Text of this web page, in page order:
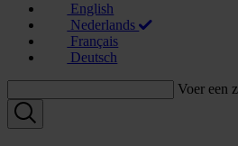
English
Nederlands
Français
Deutsch
Voer een